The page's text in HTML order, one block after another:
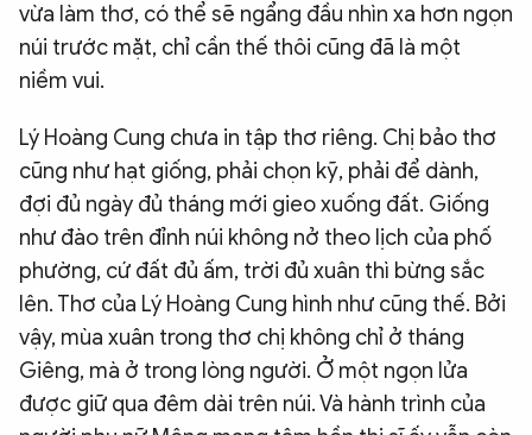
vừa làm thơ, có thể sẽ ngẩng đầu nhìn xa hơn ngọn
núi trước mặt, chỉ cần thế thôi cũng đã là một
niềm vui.
Lý Hoàng Cung chưa in tập thơ riêng. Chị bảo thơ
cũng như hạt giống, phải chọn kỹ, phải để dành,
đợi đủ ngày đủ tháng mới gieo xuống đất. Giống
như đào trên đỉnh núi không nở theo lịch của phố
phường, cứ đất đủ ấm, trời đủ xuân thì bừng sắc
lên. Thơ của Lý Hoàng Cung hình như cũng thế. Bởi
vậy, mùa xuân trong thơ chị không chỉ ở tháng
Giêng, mà ở trong lòng người. Ở một ngọn lửa
được giữ qua đêm dài trên núi. Và hành trình của